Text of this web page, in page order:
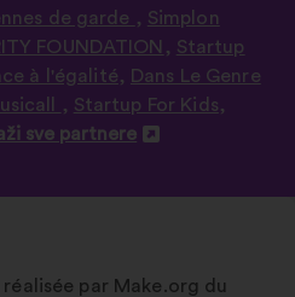
de garde , Simplon
FOUNDATION , Startup
à l'égalité, Dans Le Genre
, Startup For Kids,
sve partnere
par Make.org du